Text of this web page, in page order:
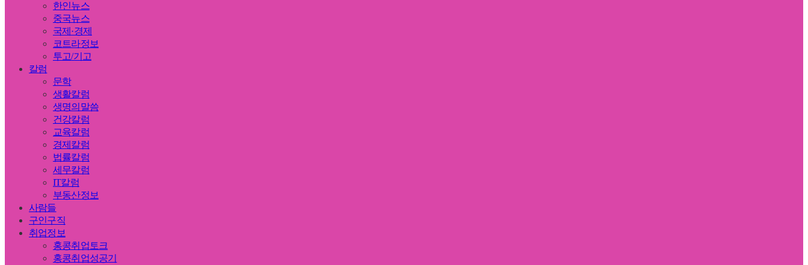
한인뉴스
중국뉴스
국제·경제
코트라정보
투고/기고
칼럼
문학
생활칼럼
생명의말씀
건강칼럼
교육칼럼
경제칼럼
법률칼럼
세무칼럼
IT칼럼
부동산정보
사람들
구인구직
취업정보
홍콩취업토크
홍콩취업성공기